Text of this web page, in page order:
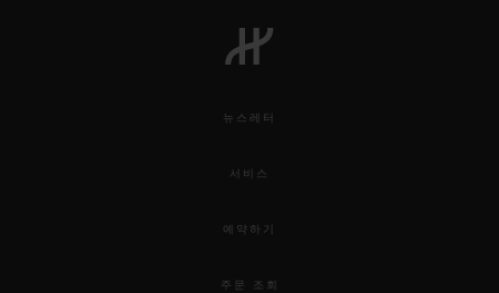
뉴스레터
서비스
예약하기
주문 조회